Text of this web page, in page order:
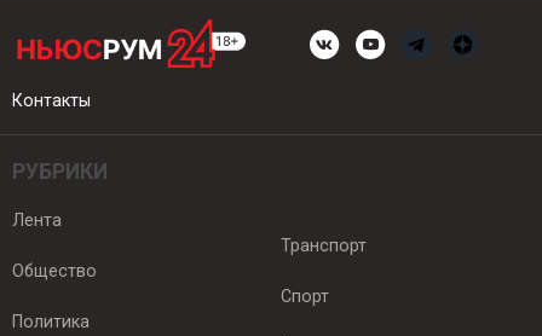
Контакты
РУБРИКИ
Лента
Общество
Политика
Транспорт
Спорт